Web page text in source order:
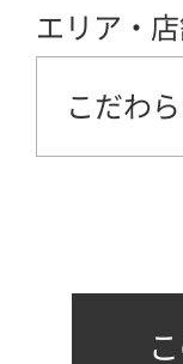
エリア・
こだわ